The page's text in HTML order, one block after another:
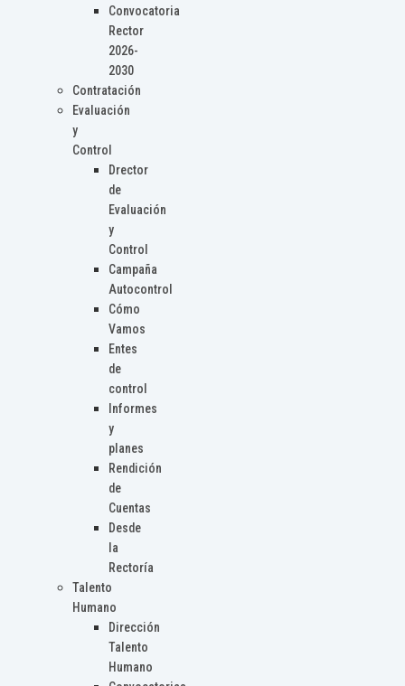
Convocatoria
Rector
2026-
2030
Contratación
Evaluación
y
Control
Drector
de
Evaluación
y
Control
Campaña
Autocontrol
Cómo
Vamos
Entes
de
control
Informes
y
planes
Rendición
de
Cuentas
Desde
la
Rectoría
Talento
Humano
Dirección
Talento
Humano